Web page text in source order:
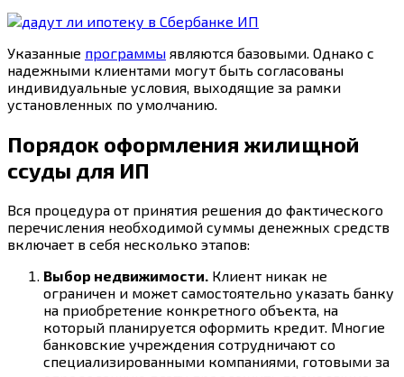
Указанные программы являются базовыми. Однако с
надежными клиентами могут быть согласованы
индивидуальные условия, выходящие за рамки
установленных по умолчанию.
Порядок оформления жилищной
ссуды для ИП
Вся процедура от принятия решения до фактического
перечисления необходимой суммы денежных средств
включает в себя несколько этапов:
Выбор недвижимости. Клиент никак не
ограничен и может самостоятельно указать банку
на приобретение конкретного объекта, на
который планируется оформить кредит. Многие
банковские учреждения сотрудничают со
специализированными компаниями, готовыми за